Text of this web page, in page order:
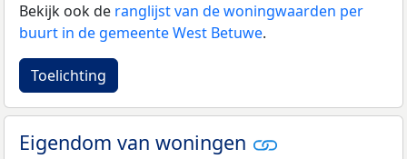
Bekijk ook de ranglijst van de woningwaarden per
buurt in de gemeente West Betuwe.
Toelichting
Eigendom van woningen